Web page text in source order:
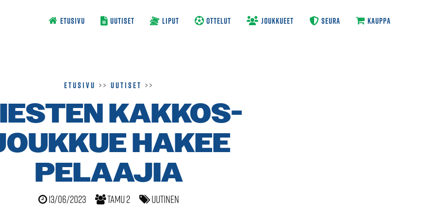
ETUSIVU UUTISET LIPUT OTTELUT JOUKKUEET SEURA KAUPPA
Etusivu >> Uutiset >>
KAKKOS­
HAKEE
PELAAJIA
13/06/2023 TamU 2 Uutinen